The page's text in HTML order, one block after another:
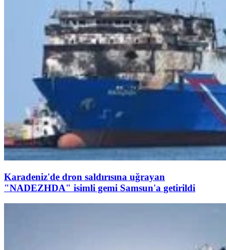
Karadeniz'de dron saldırısına uğrayan
"NADEZHDA" isimli gemi Samsun'a getirildi